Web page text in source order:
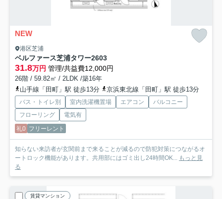
NEW
港区芝浦
ベルファース芝浦タワー2603
31.8万円 管理/共益費12,000円
26階 / 59.82㎡ / 2LDK /築16年
山手線「田町」駅 徒歩13分
京浜東北線「田町」駅 徒歩13分
バス・トイレ別 室内洗濯機置場 エアコン
バルコニー
フローリング
電気有
礼0 フリーレント
知らない来訪者が玄関前まで来ることが減るので防犯対策につながるオ
ートロック機能があります。共用部にはゴミ出し24時間OK...
もっと見
る
賃貸マンション